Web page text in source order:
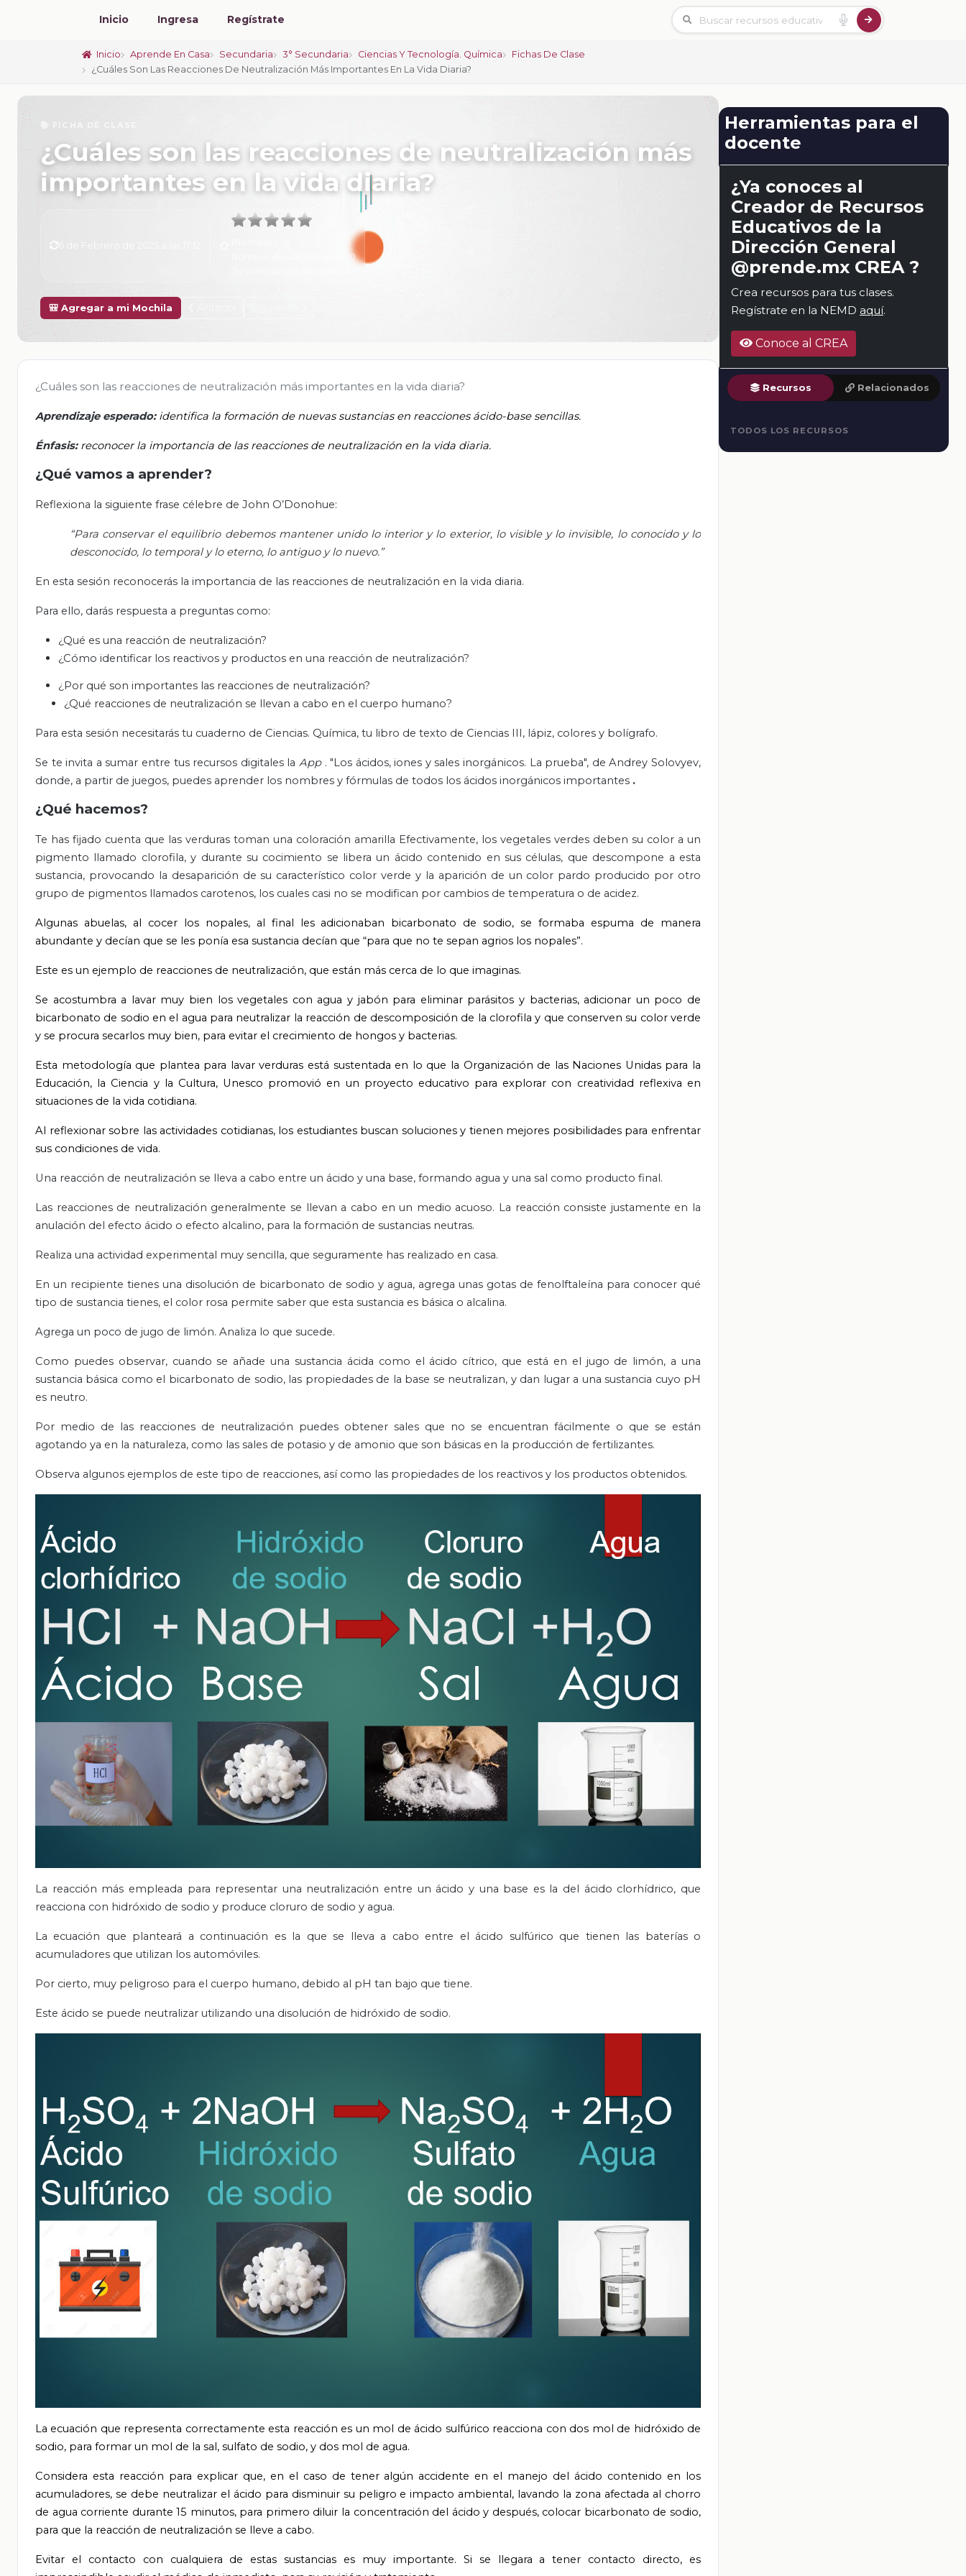
Inicio Ingresa Regístrate
Inicio Aprende En Casa Secundaria 3° Secundaria Ciencias Y Tecnología. Química
Fichas De Clase
¿Cuáles Son Las Reacciones De Neutralización Más Importantes En La Vida Diaria?
📚 FICHA DE CLASE
¿Cuáles son las reacciones de neutralización más
importantes en la vida diaria?
0
🎒 Agregar a mi Mochila
¿Cuáles son las reacciones de neutralización más importantes en la vida diaria?
Aprendizaje esperado: identifica la formación de nuevas sustancias en reacciones ácido-base sencillas.
Énfasis: reconocer la importancia de las reacciones de neutralización en la vida diaria.
¿Qué vamos a aprender?
Reflexiona la siguiente frase célebre de John O’Donohue:
“Para conservar el equilibrio debemos mantener unido lo interior y lo exterior, lo visible y lo invisible, lo conocido y lo
desconocido, lo temporal y lo eterno, lo antiguo y lo nuevo.”
En esta sesión reconocerás la importancia de las reacciones de neutralización en la vida diaria.
Para ello, darás respuesta a preguntas como:
¿Qué es una reacción de neutralización?
¿Cómo identificar los reactivos y productos en una reacción de neutralización?
¿Por qué son importantes las reacciones de neutralización?
¿Qué reacciones de neutralización se llevan a cabo en el cuerpo humano?
Para esta sesión necesitarás tu cuaderno de Ciencias. Química, tu libro de texto de Ciencias III, lápiz, colores y bolígrafo.
Se te invita a sumar entre tus recursos digitales la App . "Los ácidos, iones y sales inorgánicos. La prueba", de Andrey Solovyev,
donde, a partir de juegos, puedes aprender los nombres y fórmulas de todos los ácidos inorgánicos importantes .
¿Qué hacemos?
Te has fijado cuenta que las verduras toman una coloración amarilla Efectivamente, los vegetales verdes deben su color a un
pigmento llamado clorofila, y durante su cocimiento se libera un ácido contenido en sus células, que descompone a esta
sustancia, provocando la desaparición de su característico color verde y la aparición de un color pardo producido por otro
grupo de pigmentos llamados carotenos, los cuales casi no se modifican por cambios de temperatura o de acidez.
Algunas abuelas, al cocer los nopales, al final les adicionaban bicarbonato de sodio, se formaba espuma de manera
abundante y decían que se les ponía esa sustancia decían que “para que no te sepan agrios los nopales”.
Este es un ejemplo de reacciones de neutralización, que están más cerca de lo que imaginas.
Se acostumbra a lavar muy bien los vegetales con agua y jabón para eliminar parásitos y bacterias, adicionar un poco de
bicarbonato de sodio en el agua para neutralizar la reacción de descomposición de la clorofila y que conserven su color verde
y se procura secarlos muy bien, para evitar el crecimiento de hongos y bacterias.
Esta metodología que plantea para lavar verduras está sustentada en lo que la Organización de las Naciones Unidas para la
Educación, la Ciencia y la Cultura, Unesco promovió en un proyecto educativo para explorar con creatividad reflexiva en
situaciones de la vida cotidiana.
Al reflexionar sobre las actividades cotidianas, los estudiantes buscan soluciones y tienen mejores posibilidades para enfrentar
sus condiciones de vida.
Una reacción de neutralización se lleva a cabo entre un ácido y una base, formando agua y una sal como producto final.
Las reacciones de neutralización generalmente se llevan a cabo en un medio acuoso. La reacción consiste justamente en la
anulación del efecto ácido o efecto alcalino, para la formación de sustancias neutras.
Realiza una actividad experimental muy sencilla, que seguramente has realizado en casa.
En un recipiente tienes una disolución de bicarbonato de sodio y agua, agrega unas gotas de fenolftaleína para conocer qué
tipo de sustancia tienes, el color rosa permite saber que esta sustancia es básica o alcalina.
Agrega un poco de jugo de limón. Analiza lo que sucede.
Como puedes observar, cuando se añade una sustancia ácida como el ácido cítrico, que está en el jugo de limón, a una
sustancia básica como el bicarbonato de sodio, las propiedades de la base se neutralizan, y dan lugar a una sustancia cuyo pH
es neutro.
Por medio de las reacciones de neutralización puedes obtener sales que no se encuentran fácilmente o que se están
agotando ya en la naturaleza, como las sales de potasio y de amonio que son básicas en la producción de fertilizantes.
Observa algunos ejemplos de este tipo de reacciones, así como las propiedades de los reactivos y los productos obtenidos.
La reacción más empleada para representar una neutralización entre un ácido y una base es la del ácido clorhídrico, que
reacciona con hidróxido de sodio y produce cloruro de sodio y agua.
La ecuación que planteará a continuación es la que se lleva a cabo entre el ácido sulfúrico que tienen las baterías o
acumuladores que utilizan los automóviles.
Por cierto, muy peligroso para el cuerpo humano, debido al pH tan bajo que tiene.
Este ácido se puede neutralizar utilizando una disolución de hidróxido de sodio.
La ecuación que representa correctamente esta reacción es un mol de ácido sulfúrico reacciona con dos mol de hidróxido de
sodio, para formar un mol de la sal, sulfato de sodio, y dos mol de agua.
Considera esta reacción para explicar que, en el caso de tener algún accidente en el manejo del ácido contenido en los
acumuladores, se debe neutralizar el ácido para disminuir su peligro e impacto ambiental, lavando la zona afectada al chorro
de agua corriente durante 15 minutos, para primero diluir la concentración del ácido y después, colocar bicarbonato de sodio,
para que la reacción de neutralización se lleve a cabo.
Evitar el contacto con cualquiera de estas sustancias es muy importante. Si se llegara a tener contacto directo, es
Herramientas para el
docente
¿Ya conoces al
Creador de Recursos
Educativos de la
Dirección General
@prende.mx CREA ?
Crea recursos para tus clases.
Regístrate en la NEMD aquí.
Conoce al CREA
Recursos Relacionados
TODOS LOS RECURSOS